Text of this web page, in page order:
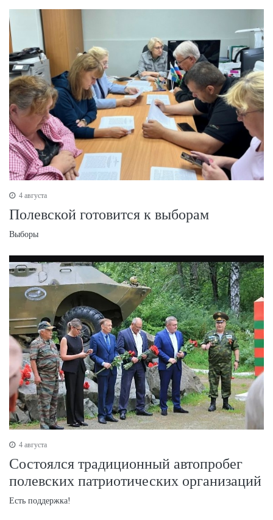
4 августа
Полевской готовится к выборам
Выборы
4 августа
Состоялся традиционный автопробег
полевских патриотических организаций
Есть поддержка!